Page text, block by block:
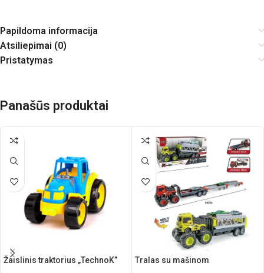
Papildoma informacija
Atsiliepimai (0)
Pristatymas
Panašūs produktai
Žaislinis traktorius „TechnoK” Tralas su mašinom